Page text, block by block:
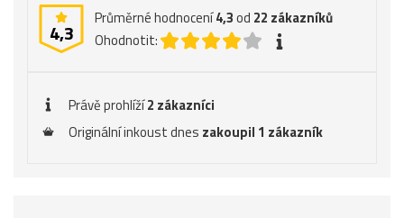
4,3
Průměrné hodnocení4,3od 22 zákazníků
Ohodnotit:
Právě prohlíží2 zákazníci
Originální inkoust dnes zakoupil 1 zákazník